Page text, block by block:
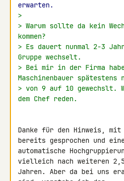
erwarten.
>
> Warum sollte da kein
kommen?
> Es dauert nunmal 2-3
Gruppe wechselt.
> Bei mir in der Firma
Maschinenbauer spätestens
> von 9 auf 10 gewechslt.
dem Chef reden.
Danke für den Hinweis, mit
bereits gesprochen und
automatische
vielleich nach weiteren
Jahren. Aber da bei uns